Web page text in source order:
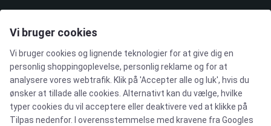
LØSNINGER
Brands
Cases
Vi bruger cookies
Vi bruger cookies og lignende teknologier for at give dig en
personlig shoppingoplevelse, personlig reklame og for at
analysere vores webtrafik. Klik på 'Accepter alle og luk', hvis du
ønsker at tillade alle cookies. Alternativt kan du vælge, hvilke
typer cookies du vil acceptere eller deaktivere ved at klikke på
Tilpas nedenfor. I overensstemmelse med kravene fraGoogles